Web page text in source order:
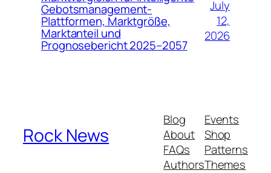
Gebotsmanagement-
Plattformen, Marktgröße,
Marktanteil und
Prognosebericht 2025–2057
July
12,
2026
Rock News
Blog
About
FAQs
Authors
Events
Shop
Patterns
Themes